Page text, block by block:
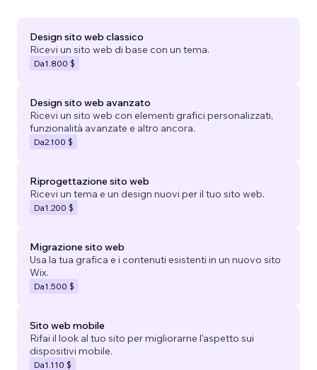
Design sito web classico
Ricevi un sito web di base con un tema.
Da1.800 $
Design sito web avanzato
Ricevi un sito web con elementi grafici personalizzati,
funzionalità avanzate e altro ancora.
Da2.100 $
Riprogettazione sito web
Ricevi un tema e un design nuovi per il tuo sito web.
Da1.200 $
Migrazione sito web
Usa la tua grafica e i contenuti esistenti in un nuovo sito
Wix.
Da1.500 $
Sito web mobile
Rifai il look al tuo sito per migliorarne l'aspetto sui
dispositivi mobile.
Da1.110 $